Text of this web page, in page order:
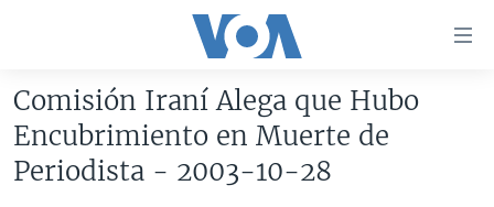
accesibilidad
contenido
AMÉRICA DEL NORTE
ELECCIONES EEUU 2024
Comisión Iraní Alega que Hubo
Encubrimiento en Muerte de
Periodista - 2003-10-28